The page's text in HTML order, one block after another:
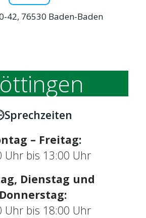
42, 76530 Baden-Baden
– Freitag:
Uhr bis 13:00 Uhr
Dienstag und
Donnerstag:
Uhr bis 18:00 Uhr